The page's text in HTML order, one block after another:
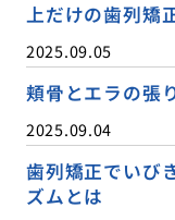
上だけの歯列矯
2025.09.05
頬骨とエラの張
2025.09.04
歯列矯正でいび
ズムとは